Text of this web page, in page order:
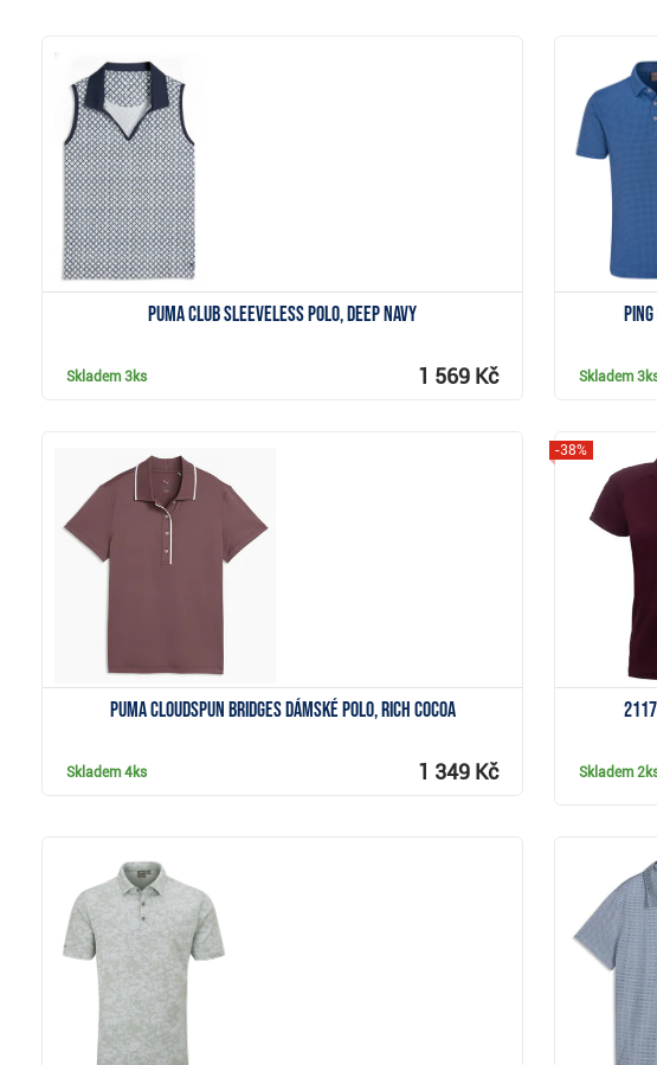
Puma Club Sleeveless polo, deep navy
Skladem3ks 1 569 Kč Skladem
Puma Cloudspun Bridges dámské polo, rich cocoa
Skladem4ks 1 349 Kč
-38%
Skladem